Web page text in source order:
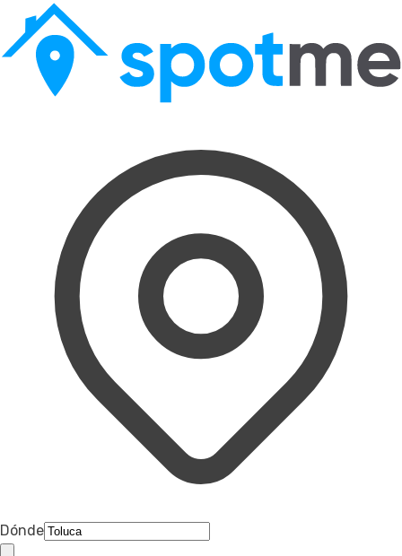
Dónde